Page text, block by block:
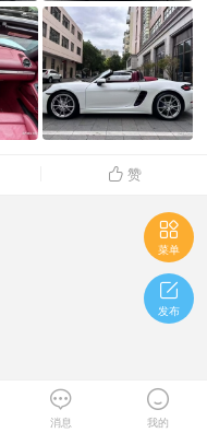
 赞

菜单

发布

消息

我的